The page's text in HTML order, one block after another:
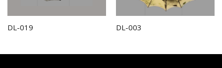
DL-019 DL-003